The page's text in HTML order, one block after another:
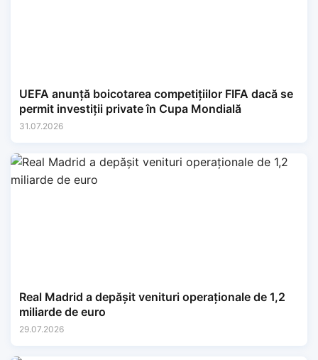
UEFA anunță boicotarea competițiilor FIFA dacă se
permit investiții private în Cupa Mondială
31.07.2026
Real Madrid a depășit venituri operaționale de 1,2
miliarde de euro
29.07.2026